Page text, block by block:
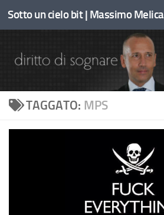
Sotto il contenuto
Sotto un cielo bit | Massimo Melica
TAGGATO: MPS